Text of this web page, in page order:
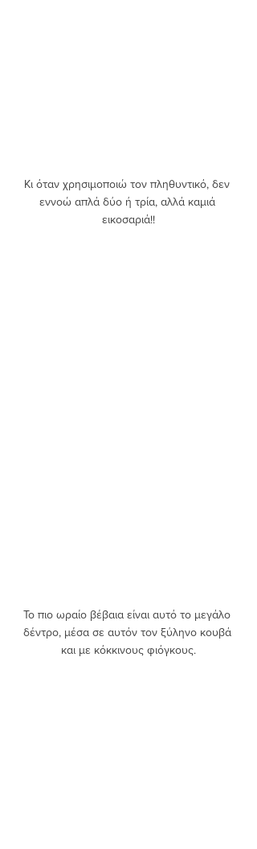
Κι όταν χρησιμοποιώ τον πληθυντικό, δεν
εννοώ απλά δύο ή τρία, αλλά καμιά
εικοσαριά!!
Το πιο ωραίο βέβαια είναι αυτό το μεγάλο
δέντρο, μέσα σε αυτόν τον ξύληνο κουβά
και με κόκκινους φιόγκους.